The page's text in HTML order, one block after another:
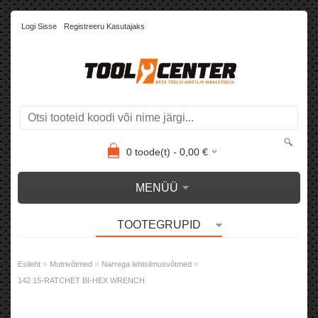
Logi Sisse Registreeru Kasutajaks
0toode(t) - 0,00€
MENÜÜ
TOOTEGRUPID
Esileht » Mutrivõtmed » Narrega lehtsilmusvõtmed »
142 15-RATCHET BI-HEX WRENCH